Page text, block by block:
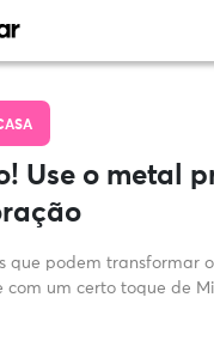
Use o metal
que podem transformar
um certo toque de